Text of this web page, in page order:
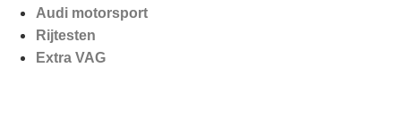
Audi motorsport
Rijtesten
Extra VAG